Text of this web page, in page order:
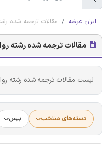
ایران عرضه مقالات ترجمه شده
مقالات ترجمه شده رشته
لیست مقالات ترجمه شده رشته
دسته‌های منتخب بیس